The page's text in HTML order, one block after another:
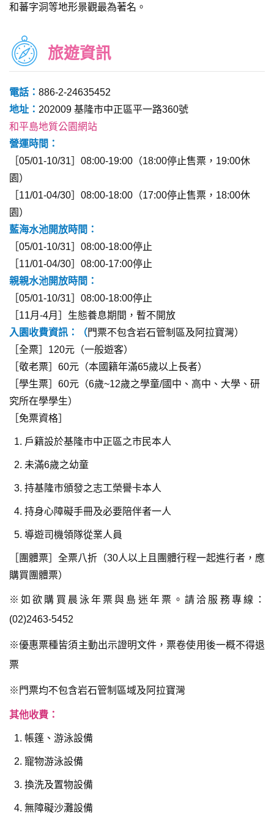
和蕃字洞等地形景觀最為著名。
旅遊資訊
電話： 886-2-24635452
地址： 202009 基隆市中正區平一路360號
和平島地質公園網站
營運時間：
［05/01-10/31］08:00-19:00（18:00停止售票，19:00休
園）
［11/01-04/30］08:00-18:00（17:00停止售票，18:00休
園）
藍海水池開放時間：
［05/01-10/31］08:00-18:00停止
［11/01-04/30］08:00-17:00停止
親親水池開放時間：
［05/01-10/31］08:00-18:00停止
［11月-4月］生態養息期間，暫不開放
入園收費資訊：（門票不包含岩石管制區及阿拉寶灣）
［全票］120元（一般遊客）
［敬老票］60元（本國籍年滿65歲以上長者）
［學生票］60元（6歲~12歲之學童/國中、高中、大學、研
究所在學學生）
［免票資格］
戶籍設於基隆市中正區之市民本人
未滿6歲之幼童
持基隆市頒發之志工榮譽卡本人
持身心障礙手冊及必要陪伴者一人
導遊司機領隊從業人員
［團體票］全票八折（30人以上且團體行程一起進行者，應
購買團體票）
※如欲購買晨泳年票與島迷年票。請洽服務專線：
(02)2463-5452
※優惠票種皆須主動出示證明文件，票卷使用後一概不得退
票
※門票均不包含岩石管制區域及阿拉寶灣
其他收費：
帳篷、游泳設備
寵物游泳設備
換洗及置物設備
無障礙沙灘設備